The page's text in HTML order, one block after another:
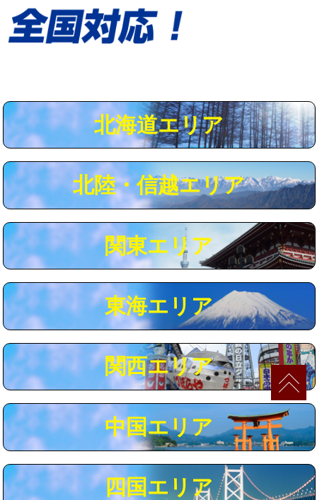
給水管工事※（土の掘削・埋め戻し作
業)
用（追加）/3ｍ超え)
給水管工事※（ライニング鋼管・銅
44,000円
給水管工事※（ライニング鋼管・銅
管・ポリ管・HT管使用/3ｍ超え)
+8,800円
マス交換（土の掘削・埋め戻し作業） 11,000円~
マス交換（深さ50㎝未満） 55,000円
マス交換（深さ50㎝以上） 66,000円
コンクリート斫り（厚さ10㎝まで） 27,500円
コンクリート斫り（厚さ10㎝超え） 38,500円
モルタル補修（厚さ10㎝まで） 27,500円
追加人工 16,500円
※給水管工事は20mmまでの価格です。
北海道エリア
北陸・信越エリア
関東エリア
東海エリア
関西エリア
中国エリア
四国エリア